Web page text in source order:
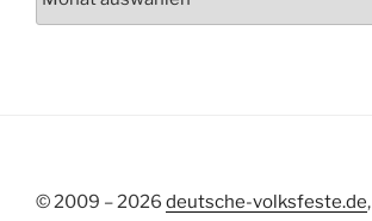
© 2009 – 2026 deutsche-volksfeste.de,